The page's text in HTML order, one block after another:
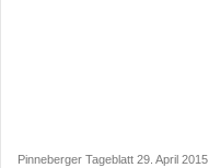
Pinneberger Tageblatt 29. April 2015